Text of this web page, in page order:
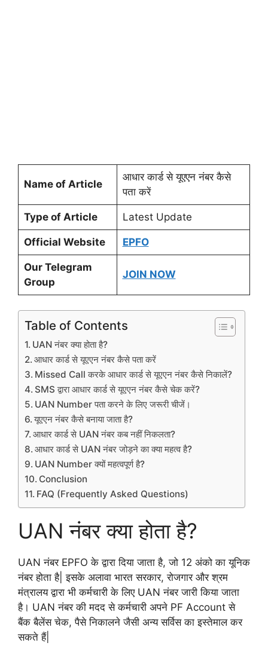
Name of Article
आधार कार्ड से यूएएन नंबर कैसे
पता करें
Type of Article Latest Update
Official Website EPFO
Our Telegram
Group
JOIN NOW
Table of Contents
UAN नंबर क्या होता है?
आधार कार्ड से यूएएन नंबर कैसे पता करें
Missed Call करके आधार कार्ड से यूएएन नंबर कैसे निकालें?
SMS द्वारा आधार कार्ड से यूएएन नंबर कैसे चेक करें?
UAN Number पता करने के लिए जरूरी चीजें।
यूएएन नंबर कैसे बनाया जाता है?
आधार कार्ड से UAN नंबर कब नहीं निकलता?
आधार कार्ड से UAN नंबर जोड़ने का क्या महत्व है?
UAN Number क्यों महत्वपूर्ण है?
Conclusion
FAQ (Frequently Asked Questions)
UAN नंबर क्या होता है?
UAN नंबर EPFO के द्वारा दिया जाता है, जो 12 अंको का यूनिक
नंबर होता है| इसके अलावा भारत सरकार, रोजगार और श्रम
मंत्रालय द्वारा भी कर्मचारी के लिए UAN नंबर जारी किया जाता
है। UAN नंबर की मदद से कर्मचारी अपने PF Account से
बैंक बैलेंस चेक, पैसे निकालने जैसी अन्य सर्विस का इस्तेमाल कर
सकते हैं|